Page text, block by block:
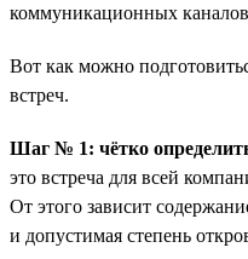
коммуникационных
Вот как можно
встреч.
Шаг № 1: чётко
это встреча для всей
От этого зависит
и допустимая степень